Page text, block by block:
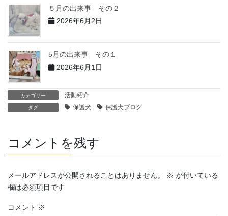
５月の出来事 その２
2026年6月2日
5月の出来事 その１
2026年6月1日
カテゴリー 活動紹介
タグ 保護犬 保護犬ブログ
コメントを残す
メールアドレスが公開されることはありません。 ※ が付いている
欄は必須項目です
コメント ※